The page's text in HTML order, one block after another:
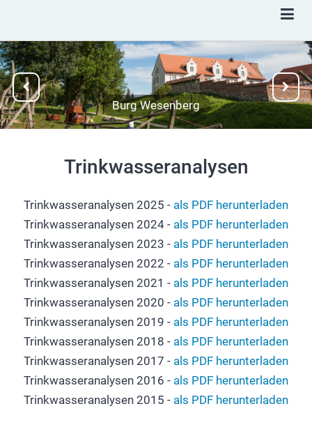
Burg Wesenberg
Previous Next
Trinkwasseranalysen
Trinkwasseranalysen 2025 - als PDF herunterladen
Trinkwasseranalysen 2024 - als PDF herunterladen
Trinkwasseranalysen 2023 - als PDF herunterladen
Trinkwasseranalysen 2022 - als PDF herunterladen
Trinkwasseranalysen 2021 - als PDF herunterladen
Trinkwasseranalysen 2020 - als PDF herunterladen
Trinkwasseranalysen 2019 - als PDF herunterladen
Trinkwasseranalysen 2018 - als PDF herunterladen
Trinkwasseranalysen 2017 - als PDF herunterladen
Trinkwasseranalysen 2016 - als PDF herunterladen
Trinkwasseranalysen 2015 - als PDF herunterladen